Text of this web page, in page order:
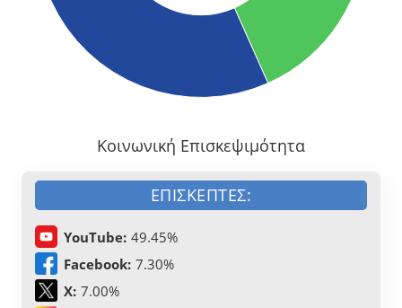
Κοινωνική Επισκεψιμότητα
ΕΠΙΣΚΈΠΤΕΣ:
YouTube: 49.45%
Facebook: 7.30%
X: 7.00%